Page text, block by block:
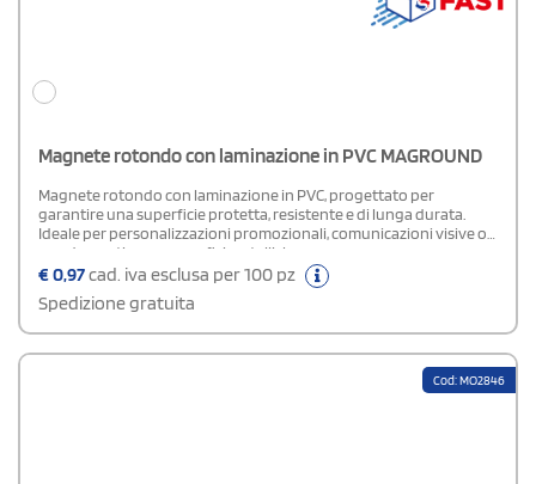
Magnete rotondo con laminazione in PVC MAGROUND
Magnete rotondo con laminazione in PVC, progettato per
garantire una superficie protetta, resistente e di lunga durata.
Ideale per personalizzazioni promozionali, comunicazioni visive o
uso decorativo su superfici metalliche.
€0,97cad. iva esclusa per 100 pz
Spedizione gratuita
Cod: MO2846